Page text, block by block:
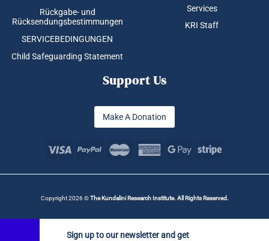
Rückgabe- und
Rücksendungsbestimmungen
SERVICEBEDINGUNGEN
Child Safeguarding Statement
Services
KRI Staff
Support Us
Make A Donation
Copyright 2026 ©The Kundalini Research Institute. All Rights Reserved.
Sign up to our newsletter and get